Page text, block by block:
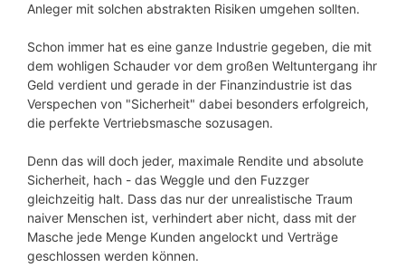
Anleger mit solchen abstrakten Risiken umgehen sollten.
Schon immer hat es eine ganze Industrie gegeben, die mit
dem wohligen Schauder vor dem großen Weltuntergang ihr
Geld verdient und gerade in der Finanzindustrie ist das
Verspechen von "Sicherheit" dabei besonders erfolgreich,
die perfekte Vertriebsmasche sozusagen.
Denn das will doch jeder, maximale Rendite und absolute
Sicherheit, hach - das Weggle und den Fuzzger
gleichzeitig halt. Dass das nur der unrealistische Traum
naiver Menschen ist, verhindert aber nicht, dass mit der
Masche jede Menge Kunden angelockt und Verträge
geschlossen werden können.